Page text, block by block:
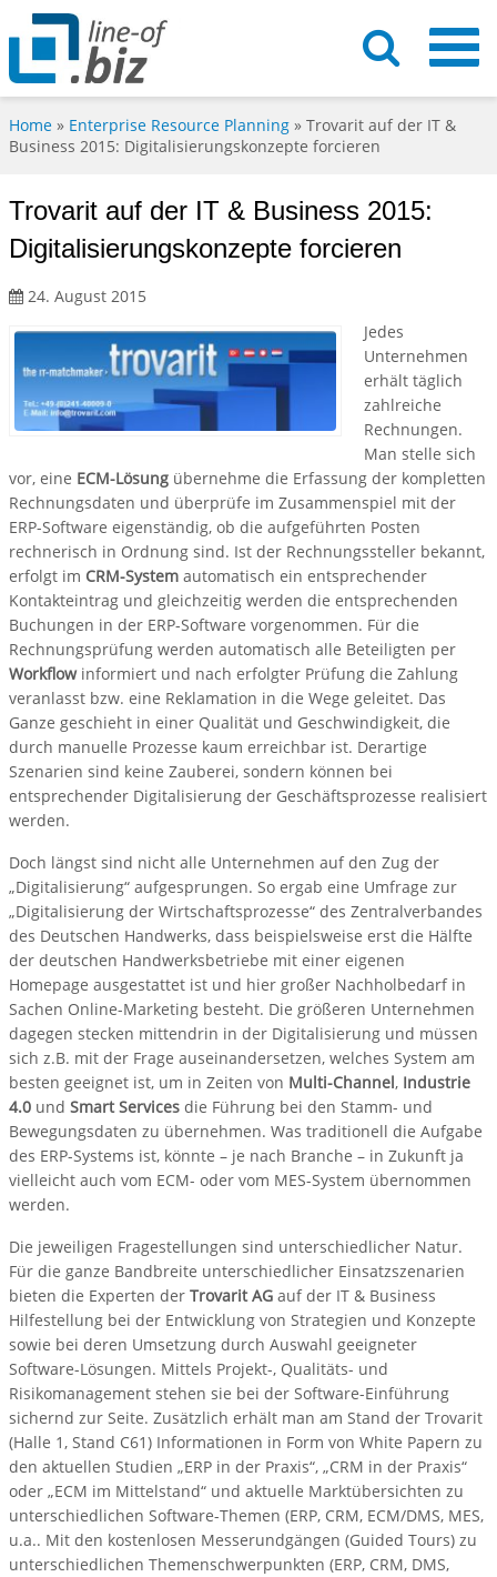
Home » Enterprise Resource Planning » Trovarit auf der IT &
Business 2015: Digitalisierungskonzepte forcieren
Trovarit auf der IT & Business 2015:
Digitalisierungskonzepte forcieren
24. August 2015
Jedes
Unternehmen
erhält täglich
zahlreiche
Rechnungen.
Man stelle sich
vor, eine ECM-Lösung übernehme die Erfassung der kompletten
Rechnungsdaten und überprüfe im Zusammenspiel mit der
ERP-Software eigenständig, ob die aufgeführten Posten
rechnerisch in Ordnung sind. Ist der Rechnungssteller bekannt,
erfolgt im CRM-System automatisch ein entsprechender
Kontakteintrag und gleichzeitig werden die entsprechenden
Buchungen in der ERP-Software vorgenommen. Für die
Rechnungsprüfung werden automatisch alle Beteiligten per
Workflow informiert und nach erfolgter Prüfung die Zahlung
veranlasst bzw. eine Reklamation in die Wege geleitet. Das
Ganze geschieht in einer Qualität und Geschwindigkeit, die
durch manuelle Prozesse kaum erreichbar ist. Derartige
Szenarien sind keine Zauberei, sondern können bei
entsprechender Digitalisierung der Geschäftsprozesse realisiert
werden.
Doch längst sind nicht alle Unternehmen auf den Zug der
„Digitalisierung“ aufgesprungen. So ergab eine Umfrage zur
„Digitalisierung der Wirtschaftsprozesse“ des Zentralverbandes
des Deutschen Handwerks, dass beispielsweise erst die Hälfte
der deutschen Handwerksbetriebe mit einer eigenen
Homepage ausgestattet ist und hier großer Nachholbedarf in
Sachen Online-Marketing besteht. Die größeren Unternehmen
dagegen stecken mittendrin in der Digitalisierung und müssen
sich z.B. mit der Frage auseinandersetzen, welches System am
besten geeignet ist, um in Zeiten von Multi-Channel, Industrie
4.0 und Smart Services die Führung bei den Stamm- und
Bewegungsdaten zu übernehmen. Was traditionell die Aufgabe
des ERP-Systems ist, könnte – je nach Branche – in Zukunft ja
vielleicht auch vom ECM- oder vom MES-System übernommen
werden.
Die jeweiligen Fragestellungen sind unterschiedlicher Natur.
Für die ganze Bandbreite unterschiedlicher Einsatzszenarien
bieten die Experten der Trovarit AG auf der IT & Business
Hilfestellung bei der Entwicklung von Strategien und Konzepte
sowie bei deren Umsetzung durch Auswahl geeigneter
Software-Lösungen. Mittels Projekt-, Qualitäts- und
Risikomanagement stehen sie bei der Software-Einführung
sichernd zur Seite. Zusätzlich erhält man am Stand der Trovarit
(Halle 1, Stand C61) Informationen in Form von White Papern zu
den aktuellen Studien „ERP in der Praxis“, „CRM in der Praxis“
oder „ECM im Mittelstand“ und aktuelle Marktübersichten zu
unterschiedlichen Software-Themen (ERP, CRM, ECM/DMS, MES,
u.a.. Mit den kostenlosen Messerundgängen (Guided Tours) zu
unterschiedlichen Themenschwerpunkten (ERP, CRM, DMS,